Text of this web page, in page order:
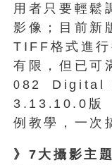
用者只要輕鬆
影像；目前新
TIFF格式進行
有限，但已可
0 82
Digital
3.13 . 10.0版
例教學，一次
》7大攝影主